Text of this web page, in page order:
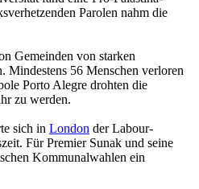
Parolen nahm die
Gemeinden von starken
Mindestens 56 Menschen verloren
Porto Alegre drohten die
zu werden.
sich in London der Labour-
Für Premier Sunak und seine
Kommunalwahlen ein